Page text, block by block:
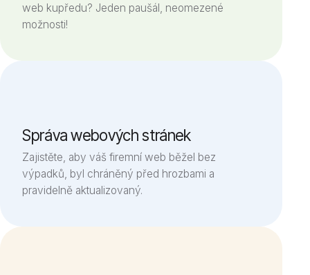
web kupředu? Jeden paušál, neomezené
možnosti!
Správa webových stránek
Zajistěte, aby váš firemní web běžel bez
výpadků, byl chráněný před hrozbami a
pravidelně aktualizovaný.